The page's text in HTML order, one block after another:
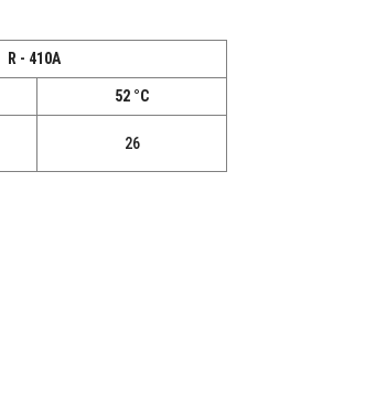
R - 410A
52 °C
26